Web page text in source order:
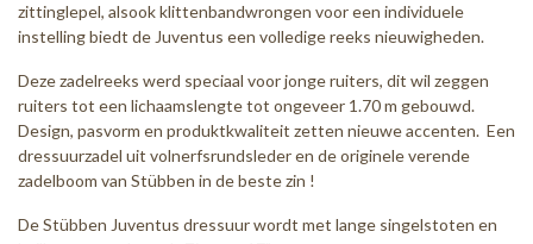
zittinglepel, alsook klittenbandwrongen voor een individuele
instelling biedt de Juventus een volledige reeks nieuwigheden.
Deze zadelreeks werd speciaal voor jonge ruiters, dit wil zeggen
ruiters tot een lichaamslengte tot ongeveer 1.70 m gebouwd.
Design, pasvorm en produktkwaliteit zetten nieuwe accenten. Een
dressuurzadel uit volnerfsrundsleder en de originele verende
zadelboom van Stübben in de beste zin !
De Stübben Juventus dressuur wordt met lange singelstoten en